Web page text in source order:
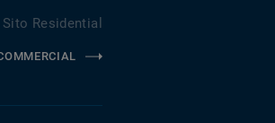
Residential